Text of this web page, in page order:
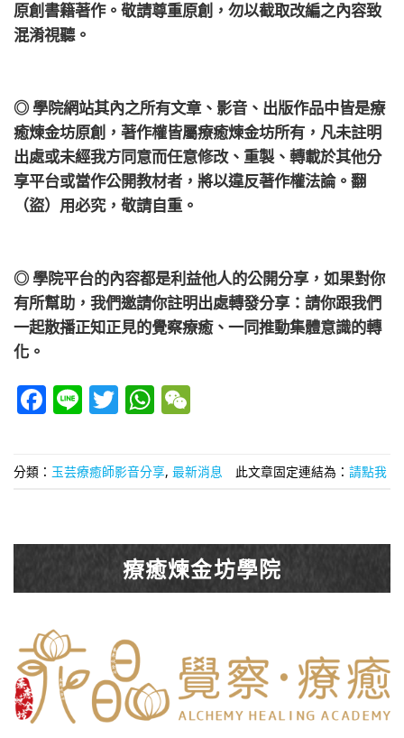
原創書籍著作。敬請尊重原創，勿以截取改編之內容致
混淆視聽。
◎ 學院網站其內之所有文章、影音、出版作品中皆是療
癒煉金坊原創，著作權皆屬療癒煉金坊所有，凡未註明
出處或未經我方同意而任意修改、重製、轉載於其他分
享平台或當作公開教材者，將以違反著作權法論。翻
（盜）用必究，敬請自重。
◎ 學院平台的內容都是利益他人的公開分享，如果對你
有所幫助，我們邀請你註明出處轉發分享：請你跟我們
一起散播正知正見的覺察療癒、一同推動集體意識的轉
化。
Facebook
LineTwitterWhatsApp
分類： 玉芸療癒師影音分享 最新消息 此文章固定連結為： 請點我
療癒煉金坊學院